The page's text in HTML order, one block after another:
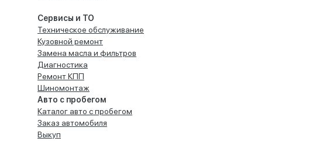
Сервисы и ТО
Техническое обслуживание
Кузовной ремонт
Замена масла и фильтров
Диагностика
Ремонт КПП
Шиномонтаж
Авто с пробегом
Каталог авто с пробегом
Заказ автомобиля
Выкуп